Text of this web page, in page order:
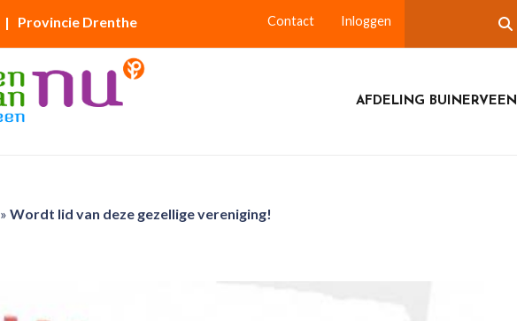
| Provincie Drenthe Contact Inloggen
AFDELING BUINERVEEN
» Wordt lid van deze gezellige vereniging!